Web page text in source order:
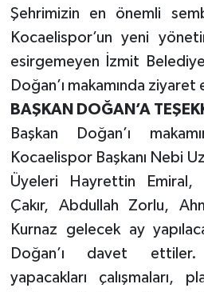
Şehrimizin en önemli
Kocaelispor’un yeni
esirgemeyen İzmit
Doğan’ı makamında ziyaret
BAŞKAN DOĞAN’A
Başkan Doğan’ı
Kocaelispor Başkanı Nebi
Üyeleri Hayrettin Emiral,
Çakır, Abdullah Zorlu,
Kurnaz gelecek ay
Doğan’ı davet
yapacakları çalışmaları,